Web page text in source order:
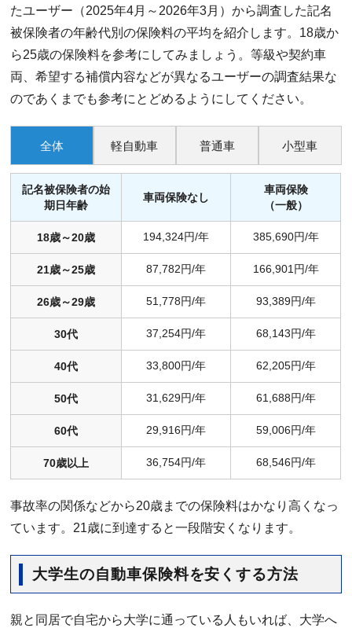
たユーザー（2025年4月～2026年3月）から調査した記名
被保険者の年齢代別の保険料の平均を紹介します。18歳か
ら25歳の保険料を参考にしてみましょう。等級や契約車
両、希望する補償内容などが異なるユーザーの調査結果な
のであくまでも参考にとどめるようにしてください。
全体
記名被保険者の始
期日年齢
車両保険なし
車両保険
（一般）
18歳～20歳 194,324円/年 385,690円/年
21歳～25歳 87,782円/年 166,901円/年
26歳～29歳 51,778円/年 93,389円/年
30代 37,254円/年 68,143円/年
40代 33,800円/年 62,205円/年
50代 31,629円/年 61,688円/年
60代 29,916円/年 59,006円/年
70歳以上 36,754円/年 68,546円/年
軽自動車 普通車 小型車
事故率の関係などから20歳までの保険料はかなり高くなっ
ています。21歳に到達すると一段階安くなります。
大学生の自動車保険料を安くする方法
親と同居で自宅から大学に通っている人もいれば、大学へ